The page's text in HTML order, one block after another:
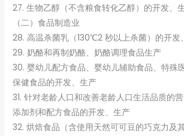
27. 生物乙醇（不含粮食转化乙醇）的开发、
（二）食品制造业
28. 高温杀菌乳（130℃2 秒以上杀菌）的开发
29. 奶酪和再制奶酪、奶酪调理食品生产
30. 婴幼儿配方食品、婴幼儿辅助食品、特殊
保健食品的开发、生产
31. 针对老龄人口和改善老龄人口生活品质的
添加剂和配方食品的开发、生产
32. 烘焙食品（含使用天然可可豆的巧克力及